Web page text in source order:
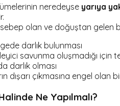
neredeyse yarıya
olan ve doğuştan gelen
darlık bulunması
savunma oluşmadığı için
darlık olması
çıkmasına engel olan bir
Ne Yapılmalı?